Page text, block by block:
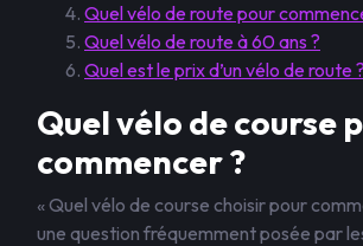
Quel vélo de route pour
Quel vélo de route à 60 ans ?
Quel est le prix d’un vélo de route ?
Quel vélo de course
commencer ?
« Quel vélo de course choisir pour
une question fréquemment posée par